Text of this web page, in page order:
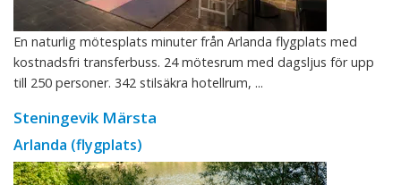
En naturlig mötesplats minuter från Arlanda flygplats med
kostnadsfri transferbuss. 24 mötesrum med dagsljus för upp
till 250 personer. 342 stilsäkra hotellrum, ...
Steningevik Märsta
Arlanda (flygplats)